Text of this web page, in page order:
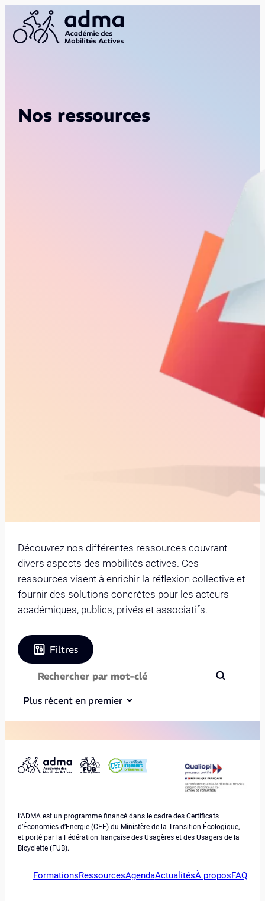
Nos ressources
Découvrez nos différentes ressources couvrant
divers aspects des mobilités actives. Ces
ressources visent à enrichir la réflexion collective et
fournir des solutions concrètes pour les acteurs
académiques, publics, privés et associatifs.
Filtres
Plus récent en premier
L’ADMA est un programme financé dans le cadre des Certificats
d’Économies d’Energie (CEE) du Ministère de la Transition Écologique,
et porté par la Fédération française des Usagères et des Usagers de la
Bicyclette (FUB).
FormationsRessourcesAgendaActualitésÀ proposFAQ